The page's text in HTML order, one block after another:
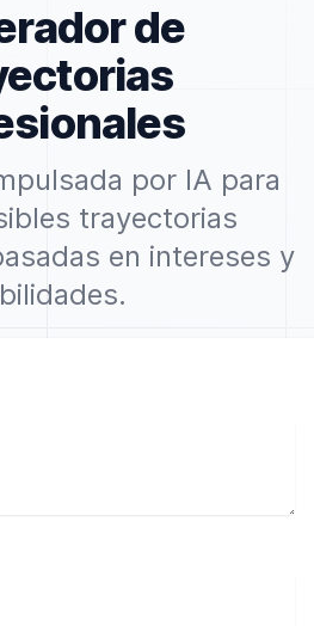
de
por IA para
trayectorias
en intereses y